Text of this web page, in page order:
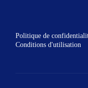
Politique de
Conditions d'utilisation